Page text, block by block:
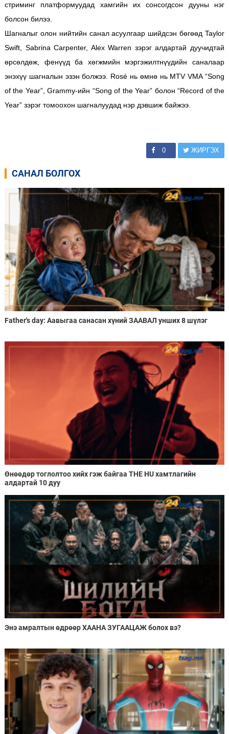
стриминг платформуудад хамгийн их сонсогдсон дууны нэг
болсон билээ.
Шагналыг олон нийтийн санал асуулгаар шийдсэн бөгөөд Taylor
Swift, Sabrina Carpenter, Alex Warren зэрэг алдартай дуучидтай
өрсөлдөж, фенүүд ба хөгжмийн мэргэжилтнүүдийн саналаар
энэхүү шагналын эзэн болжээ. Rosé нь өмнө нь MTV VMA “Song
of the Year”, Grammy‑ийн “Song of the Year” болон “Record of the
Year” зэрэг томоохон шагналуудад нэр дэвшиж байжээ.
0 ЖИРГЭХ
САНАЛ БОЛГОХ
Father's day: Аавыгаа санасан хүний ЗААВАЛ унших 8 шүлэг
Өнөөдөр тоглолтоо хийх гэж байгаа THE HU хамтлагийн
алдартай 10 дуу
Энэ амралтын өдрөөр ХААНА ЗУГААЦАЖ болох вэ?